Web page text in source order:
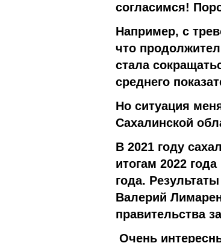
согласимся!
Например, с
что
стала
среднего
Но ситуация
Сахалинской
В 2021 году
итогам 2022
года.
Валерий
правительства
Очень